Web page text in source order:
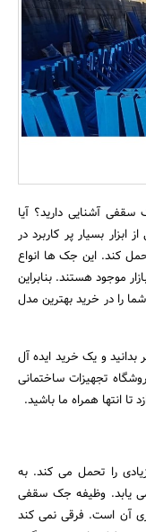
بانک، بیمه و سرمایه
مسکن و ساختمان
آشنایی دارید؟ آیا
بسیار پر کاربرد در
کند. این جک ها انواع
موجود هستند. بنابراین
را در خرید بهترین مدل
بدانید و یک خرید ایده آل
تجهیزات ساختمانی
انتها همراه ما باشید.
را تحمل می کند. به
یابد. وظیفه جک سقفی
آن است. فرقی نمی کند